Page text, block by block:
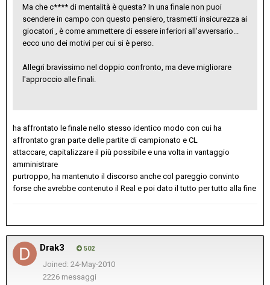
Ma che c**** di mentalità è questa? In una finale non puoi
scendere in campo con questo pensiero, trasmetti insicurezza ai
giocatori , è come ammettere di essere inferiori all'avversario...
ecco uno dei motivi per cui si è perso.
Allegri bravissimo nel doppio confronto, ma deve migliorare
l'approccio alle finali.
ha affrontato le finale nello stesso identico modo con cui ha
affrontato gran parte delle partite di campionato e CL
attaccare, capitalizzare il più possibile e una volta in vantaggio
amministrare
purtroppo, ha mantenuto il discorso anche col pareggio convinto
forse che avrebbe contenuto il Real e poi dato il tutto per tutto alla fine
Drak3 502
Joined: 24-May-2010
2226 messaggi